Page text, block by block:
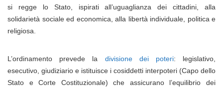
si regge lo Stato, ispirati all’uguaglianza dei cittadini, alla
solidarietà sociale ed economica, alla libertà individuale, politica e
religiosa.
L’ordinamento prevede la divisione dei poteri: legislativo,
esecutivo, giudiziario e istituisce i cosiddetti interpoteri (Capo dello
Stato e Corte Costituzionale) che assicurano l’equilibrio dei